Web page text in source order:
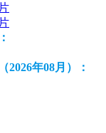
年08月）：